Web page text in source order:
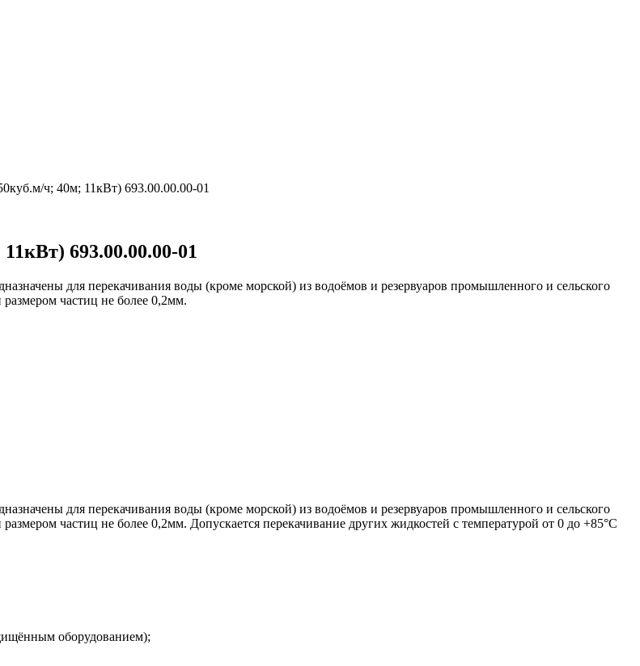
ч; 40м; 11кВт) 693.00.00.00-01
693.00.00.00-01
для перекачивания воды (кроме морской) из водоёмов и резервуаров промышленного и сельского
частиц не более 0,2мм.
для перекачивания воды (кроме морской) из водоёмов и резервуаров промышленного и сельского
частиц не более 0,2мм. Допускается перекачивание других жидкостей с температурой от 0 до +85°С
оборудованием);